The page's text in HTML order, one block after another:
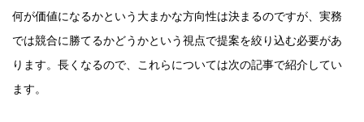
何が価値になるかという大まかな方向性は決まるのですが、実務
では競合に勝てるかどうかという視点で提案を絞り込む必要があ
ります。長くなるので、これらについては次の記事で紹介してい
ます。